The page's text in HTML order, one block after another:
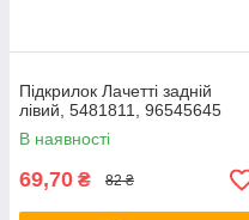
Підкрилок Лачетті задній
лівий, 5481811, 96545645
В наявності
69,70 ₴ 82 ₴